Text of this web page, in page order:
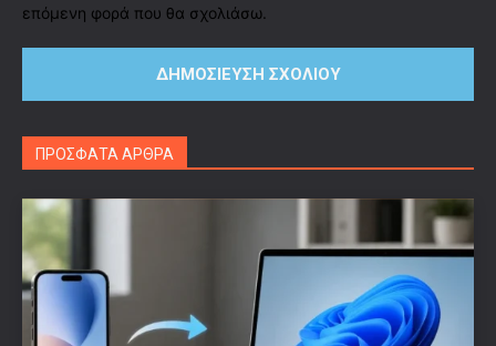
επόμενη φορά που θα σχολιάσω.
ΠΡΟΣΦΑΤΑ ΑΡΘΡΑ